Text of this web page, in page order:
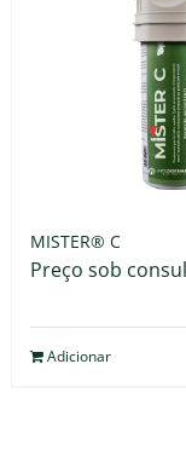
MISTER® C
Preço sob
Adicionar